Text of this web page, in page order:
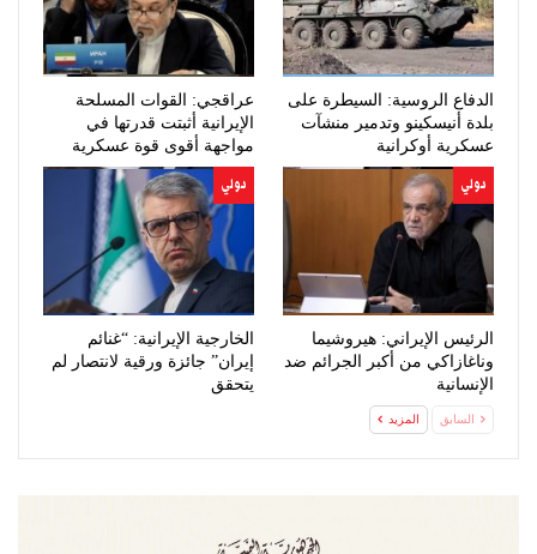
الدفاع الروسية: السيطرة على
بلدة أنيسكينو وتدمير منشآت
عسكرية أوكرانية
عراقجي: القوات المسلحة
الإيرانية أثبتت قدرتها في
مواجهة أقوى قوة عسكرية
بالعالم
دولي
الرئيس الإيراني: هيروشيما
وناغازاكي من أكبر الجرائم ضد
الإنسانية
دولي
الخارجية الإيرانية: “غنائم
إيران” جائزة ورقية لانتصار لم
يتحقق
السابق المزيد